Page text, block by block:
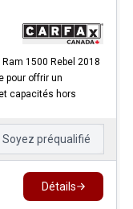
1500 Rebel 2018
pour offrir un
capacités hors
Soyez préqualifié
Détails